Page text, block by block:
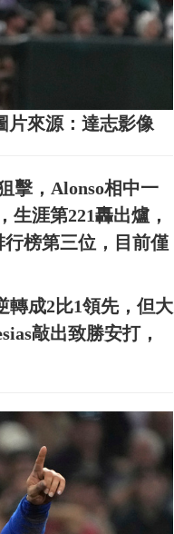
片來源：達志影像
擊，Alonso相中一
涯第221轟出爐，
榜第三位，目前僅
轉成2比1領先，但大
敲出致勝安打，